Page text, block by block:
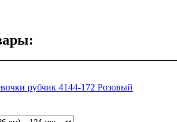
рубчик 4144-172 Розовый